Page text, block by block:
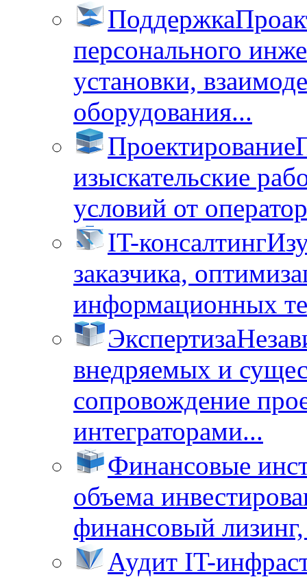
Поддержка
персонального
установки,
оборудования...
Проектирование
изыскательские
условий от
IT-консалтинг
заказчика,
информационных
Экспертиза
внедряемых и
сопровождение
интеграторами...
Финансовые
объема
финансовый
Аудит IT-